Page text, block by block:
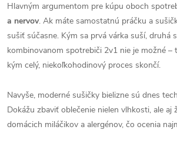
Hlavným argumentom pre kúpu oboch
a nervov. Ak máte samostatnú práčku a
sušiť súčasne. Kým sa prvá várka suší, druhá
kombinovanom spotrebiči 2v1 nie je možné –
kým celý, niekoľkohodinový proces skončí.
Navyše, moderné sušičky bielizne sú dnes
Dokážu zbaviť oblečenie nielen vlhkosti, ale aj
domácich miláčikov a alergénov, čo ocenia